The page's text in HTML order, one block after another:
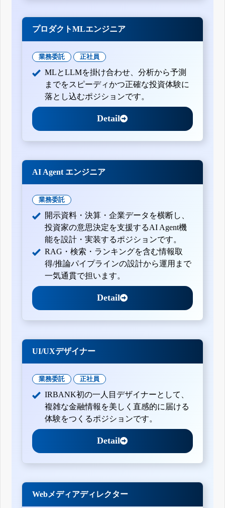
プロダクトMLエンジニア
業務委託 正社員
MLとLLMを掛け合わせ、分析から予測
までをスピーディかつ正確な投資体験に
落とし込むポジションです。
Detail
AI Agent エンジニア
業務委託
開示資料・決算・企業データを横断し、
投資家の意思決定を支援するAI Agent機
能を設計・実装するポジションです。
RAG・検索・ランキングを含む情報取
得/推論パイプラインの設計から運用まで
一気通貫で担います。
Detail
UI/UXデザイナー
業務委託 正社員
IRBANK初の一人目デザイナーとして、
複雑な金融情報を美しく直感的に届ける
体験をつくるポジションです。
Detail
Webメディアディレクター